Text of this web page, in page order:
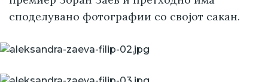
споделувано фотографии со својот сакан.